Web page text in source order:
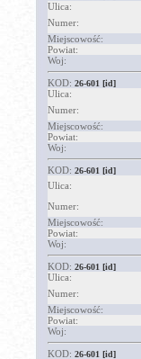
Ulica:
Numer:
Miejscowość:
Powiat:
Woj:
KOD: 26-601 [id]
Ulica:
Numer:
Miejscowość:
Powiat:
Woj:
KOD: 26-601 [id]
Ulica:
Numer:
Miejscowość:
Powiat:
Woj:
KOD: 26-601 [id]
Ulica:
Numer:
Miejscowość:
Powiat:
Woj:
KOD: 26-601 [id]